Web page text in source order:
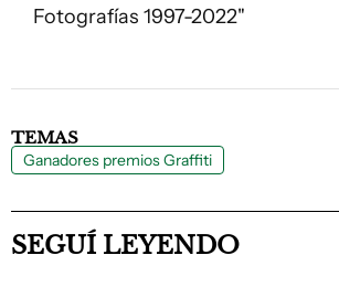
Fotografías 1997-2022"
TEMAS
Ganadores premios Graffiti
SEGUÍ LEYENDO